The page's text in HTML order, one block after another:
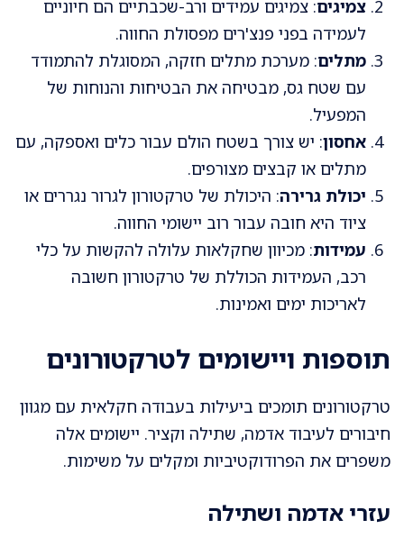
צמיגים: צמיגים עמידים ורב-שכבתיים הם חיוניים
לעמידה בפני פנצ'רים מפסולת החווה.
מתלים: מערכת מתלים חזקה, המסוגלת להתמודד
עם שטח גס, מבטיחה את הבטיחות והנוחות של
המפעיל.
אחסון: יש צורך בשטח הולם עבור כלים ואספקה, עם
מתלים או קבצים מצורפים.
יכולת גרירה: היכולת של טרקטורון לגרור נגררים או
ציוד היא חובה עבור רוב יישומי החווה.
עמידות: מכיוון שחקלאות עלולה להקשות על כלי
רכב, העמידות הכוללת של טרקטורון חשובה
לאריכות ימים ואמינות.
תוספות ויישומים לטרקטורונים
טרקטורונים תומכים ביעילות בעבודה חקלאית עם מגוון
חיבורים לעיבוד אדמה, שתילה וקציר. יישומים אלה
משפרים את הפרודוקטיביות ומקלים על משימות.
עזרי אדמה ושתילה